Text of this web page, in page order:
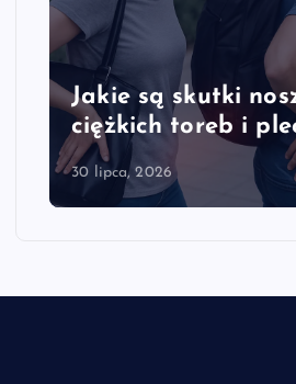
Jakie są skutki
ciężkich toreb i
30 lipca, 2026